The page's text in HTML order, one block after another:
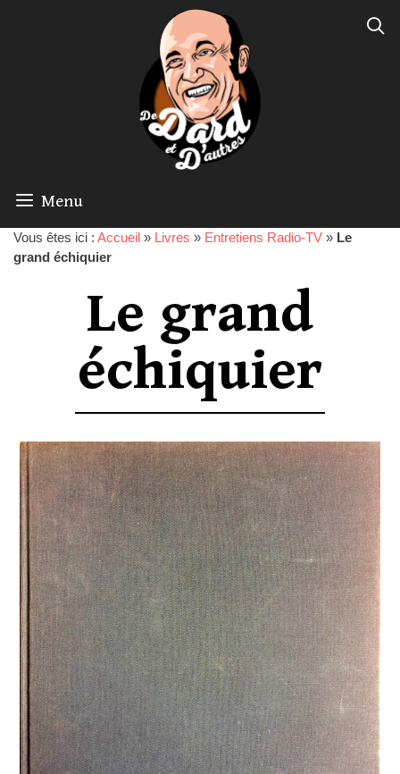
Menu
Vous êtes ici : Accueil » Livres » Entretiens Radio-TV » Le
grand échiquier
Le grand
échiquier